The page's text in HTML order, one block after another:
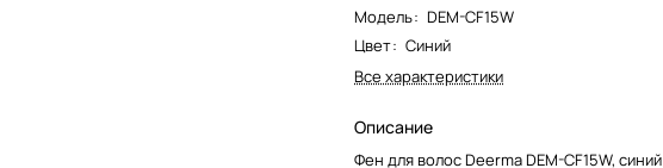
Модель: DEM-CF15W
Цвет: Синий
Все характеристики
Описание
Фен для волос Deerma DEM-CF15W, синий